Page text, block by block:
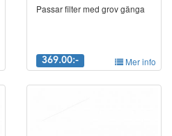
Passar filter med grov gänga
369.00:- Mer info